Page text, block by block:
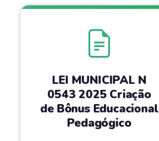
LEI MUNICIPAL N
0543 2025 Criação
de Bônus Educacional
Pedagógico